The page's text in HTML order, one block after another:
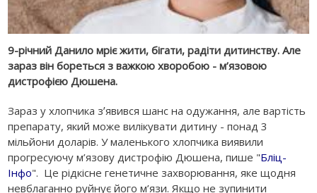
9-річний Данило мріє жити, бігати, радіти дитинству. Але
зараз він бореться з важкою хворобою - м’язовою
дистрофією Дюшена.
Зараз у хлопчика зʼявився шанс на одужання, але вартість
препарату, який може вилікувати дитину - понад 3
мільйони доларів. У маленького хлопчика виявили
прогресуючу м’язову дистрофію Дюшена, пише "Бліц-
Інфо". Це рідкісне генетичне захворювання, яке щодня
невблаганно руйнує його м’язи. Якщо не зупинити